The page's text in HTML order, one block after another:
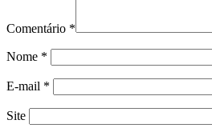
Comentário *
Nome *
E-mail *
Site